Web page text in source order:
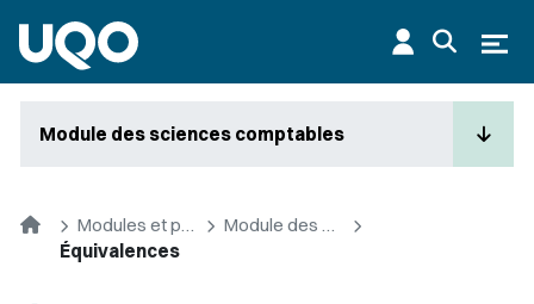
Module des sciences comptables
Accueil Modules et premier cycle
Module des sciences comptables
Équivalences